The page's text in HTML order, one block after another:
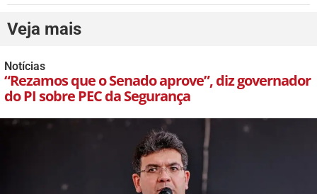
Veja mais
Notícias
“Rezamos que o Senado aprove”, diz governador
do PI sobre PEC da Segurança